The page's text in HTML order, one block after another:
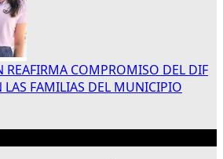
REAFIRMA COMPROMISO DEL DIF
LAS FAMILIAS DEL MUNICIPIO